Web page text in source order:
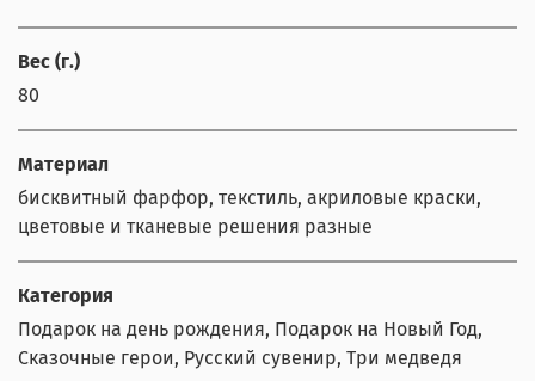
Вес (г.)
80
Материал
бисквитный фарфор, текстиль, акриловые краски,
цветовые и тканевые решения разные
Категория
Подарок на день рождения, Подарок на Новый Год,
Сказочные герои, Русский сувенир, Три медведя